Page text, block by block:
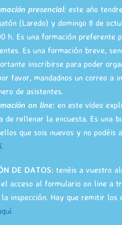
presencial: este año
(Laredo) y domingo 8 de
h. Es una formación preferente
Es una formación breve,
inscribirse para poder
favor, mandadnos un correo a
de asistentes.
on line: en este vídeo
de rellenar la encuesta. Es una
que sois nuevos y no podéis
DE DATOS: tenéis a vuestro
acceso al formulario on line a
inspección. Hay que remitir los